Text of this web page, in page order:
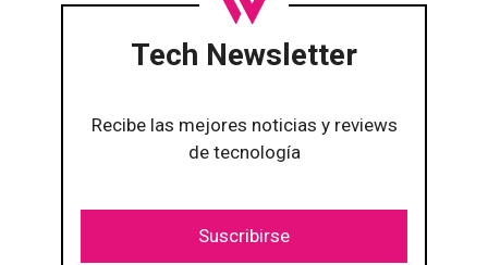
Tech Newsletter
Recibe las mejores noticias y reviews
de tecnología
Suscribirse